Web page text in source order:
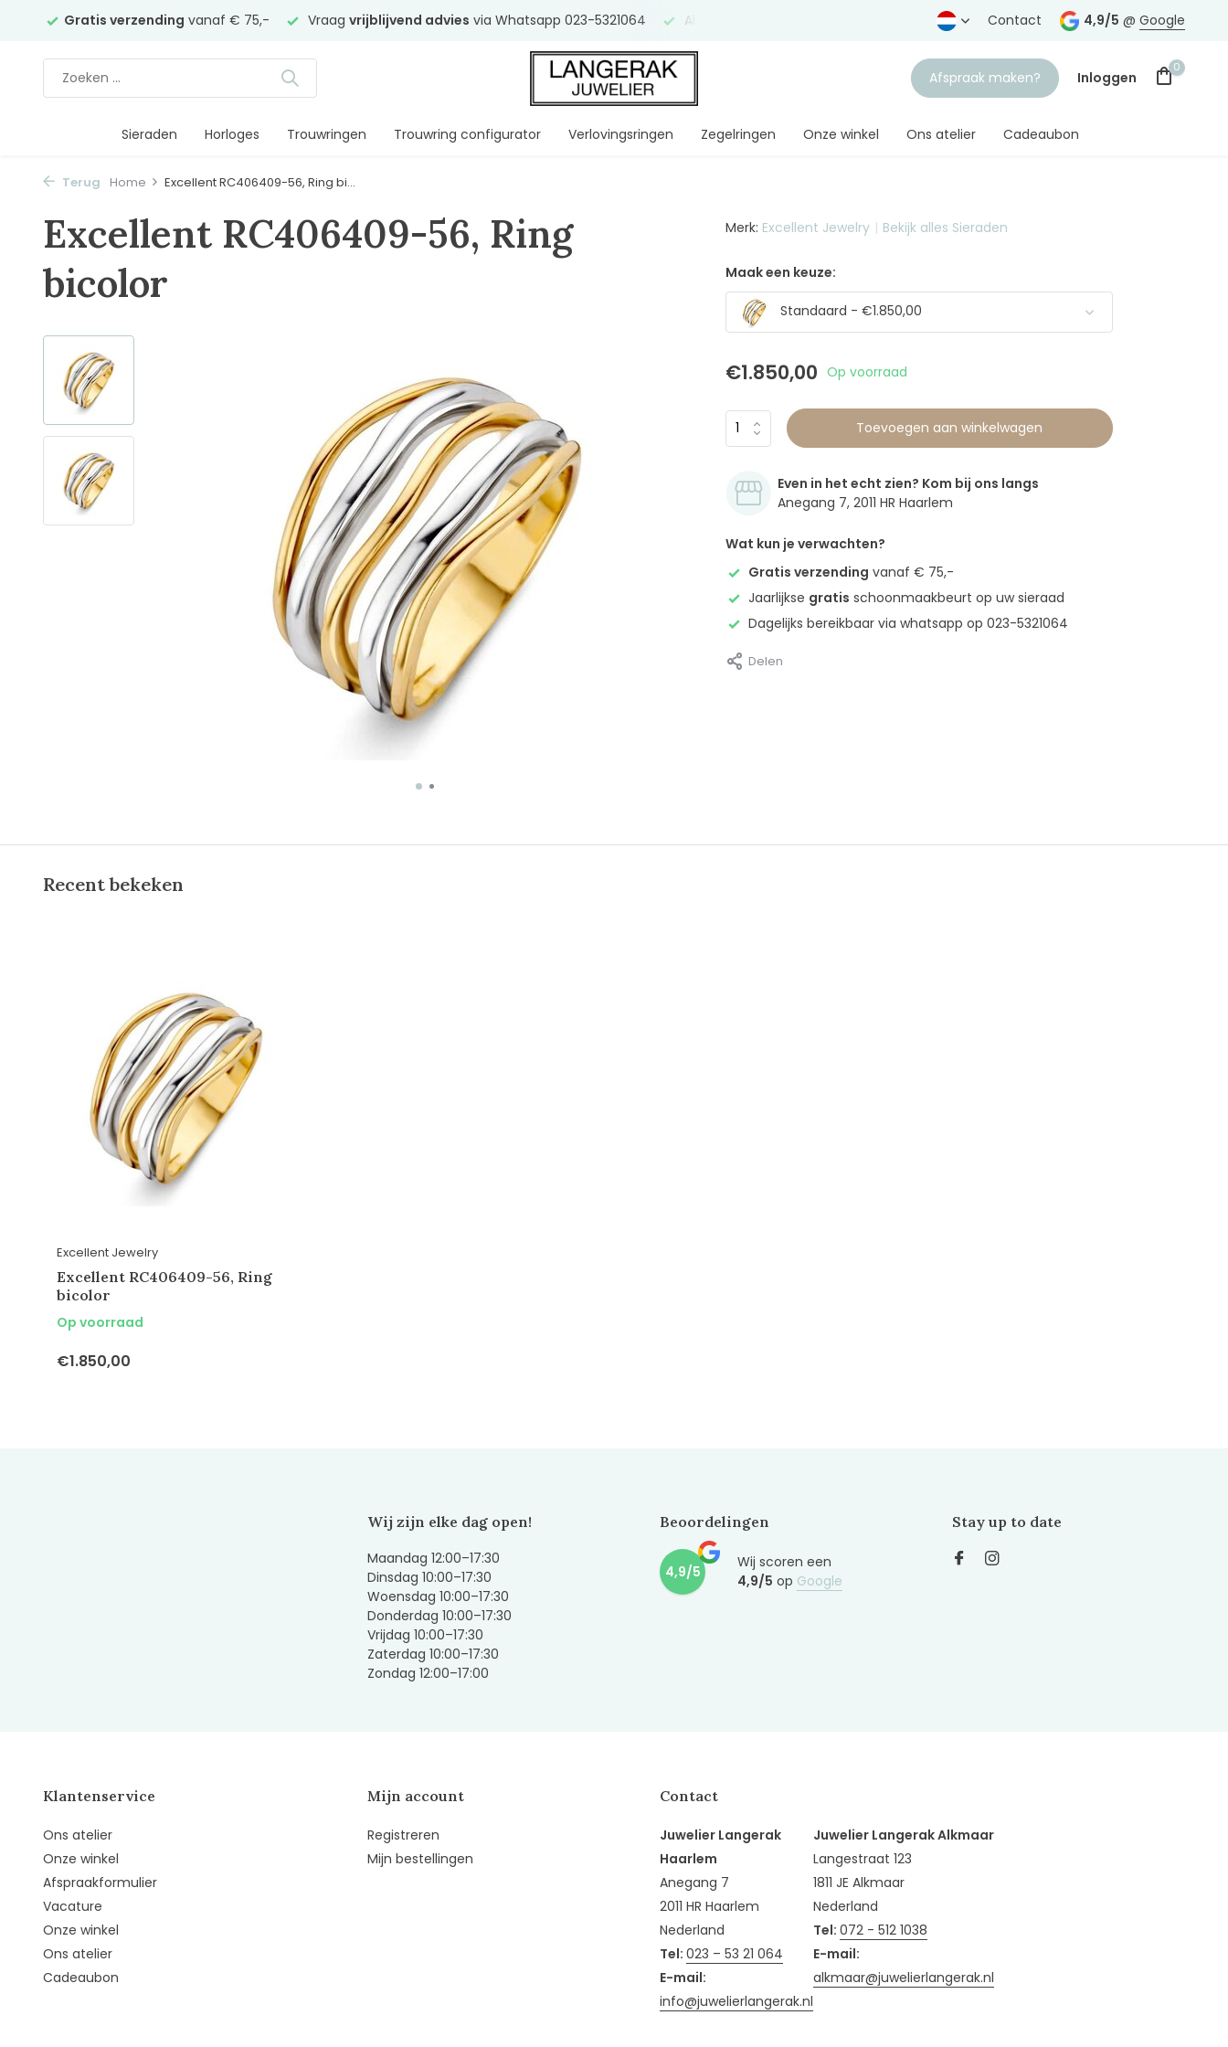
Gratis verzending vanaf € 75,- Vraag vrijblijvend advies via Whatsapp 023-5321064 Al Gratis verzending vanaf € 75,-
Contact 4,9/5 @ Google
Afspraak maken? Inloggen
0
Sieraden Horloges Trouwringen Trouwring configurator Verlovingsringen Zegelringen Onze winkel Ons atelier Cadeaubon
Terug Home Excellent RC406409-56, Ring bi...
Excellent RC406409-56, Ring
bicolor
Merk: Excellent Jewelry Bekijk alles Sieraden
Maak een keuze:
Standaard - €1.850,00
€1.850,00 Op voorraad
Toevoegen aan winkelwagen
Even in het echt zien? Kom bij ons langs
Anegang 7, 2011 HR Haarlem
Wat kun je verwachten?
Gratis verzending vanaf € 75,-
Jaarlijkse gratis schoonmaakbeurt op uw sieraad
Dagelijks bereikbaar via whatsapp op 023-5321064
Delen
Recent bekeken
Excellent Jewelry
Excellent RC406409-56, Ring
bicolor
Op voorraad
€1.850,00
Wij zijn elke dag open!
Maandag 12:00–17:30
Dinsdag 10:00–17:30
Woensdag 10:00–17:30
Donderdag 10:00–17:30
Vrijdag 10:00–17:30
Zaterdag 10:00–17:30
Zondag 12:00–17:00
Beoordelingen
4,9/5
Wij scoren een
4,9/5 op Google
Stay up to date
Klantenservice
Ons atelier
Onze winkel
Afspraakformulier
Vacature
Onze winkel
Ons atelier
Cadeaubon
Mijn account
Registreren
Mijn bestellingen
Contact
Juwelier Langerak
Haarlem
Anegang 7
2011 HR Haarlem
Nederland
Tel: 023 – 53 21 064
E-mail:
info@juwelierlangerak.nl
Juwelier Langerak Alkmaar
Langestraat 123
1811 JE Alkmaar
Nederland
Tel: 072 - 512 1038
E-mail:
alkmaar@juwelierlangerak.nl